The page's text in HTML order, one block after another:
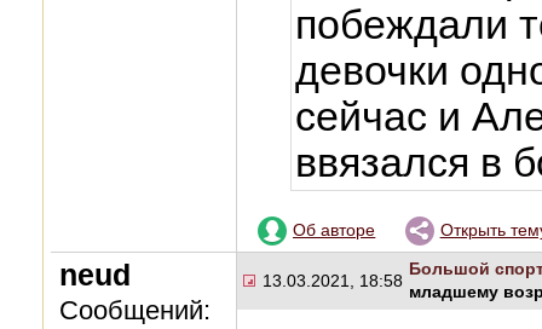
побеждали
девочки
сейчас и
ввязался в
Об авторе Открыть
neud
Сообщений:
13.03.2021, 18:58
Большой
младшему